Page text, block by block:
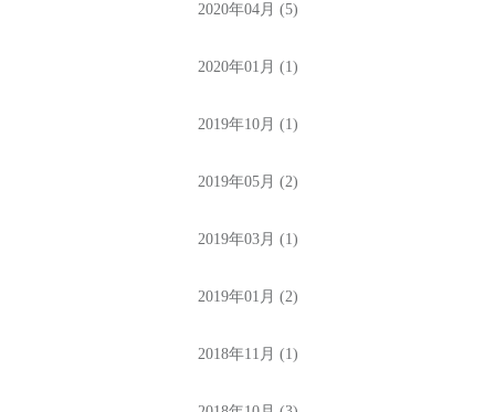
2020年04月 (5)
2020年01月 (1)
2019年10月 (1)
2019年05月 (2)
2019年03月 (1)
2019年01月 (2)
2018年11月 (1)